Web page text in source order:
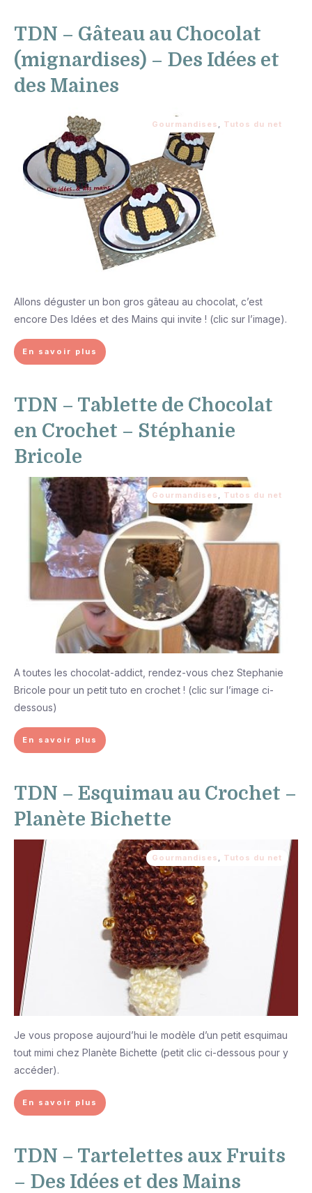
TDN – Gâteau au Chocolat
(mignardises) – Des Idées et
des Maines
Gourmandises Tutos du net
Allons déguster un bon gros gâteau au chocolat, c’est
encore Des Idées et des Mains qui invite ! (clic sur l’image).
En savoir plus
TDN – Tablette de Chocolat
en Crochet – Stéphanie
Bricole
Gourmandises Tutos du net
A toutes les chocolat-addict, rendez-vous chez Stephanie
Bricole pour un petit tuto en crochet ! (clic sur l’image ci-
dessous)
En savoir plus
TDN – Esquimau au Crochet –
Planète Bichette
Gourmandises Tutos du net
Je vous propose aujourd’hui le modèle d’un petit esquimau
tout mimi chez Planète Bichette (petit clic ci-dessous pour y
accéder).
En savoir plus
TDN – Tartelettes aux Fruits
– Des Idées et des Mains